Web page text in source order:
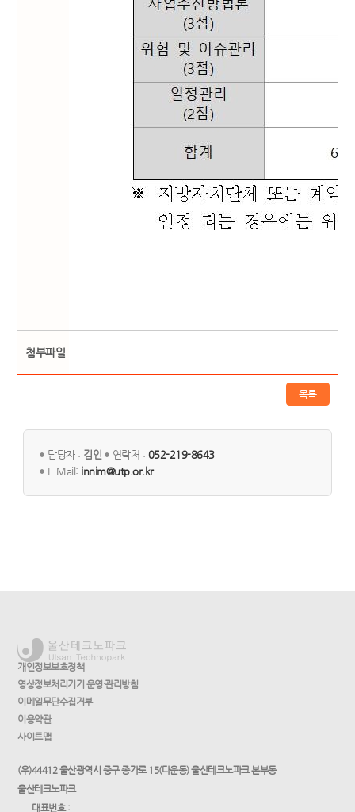
첨부파일
목록
담당자 : 김인 연락처 : 052-219-8643
E-Mail: innim@utp.or.kr
개인정보보호정책
영상정보처리기기 운영·관리방침
이메일무단수집거부
이용약관
사이트맵
(우)44412 울산광역시 중구 종가로 15(다운동) 울산테크노파크 본부동
울산테크노파크
대표번호 :